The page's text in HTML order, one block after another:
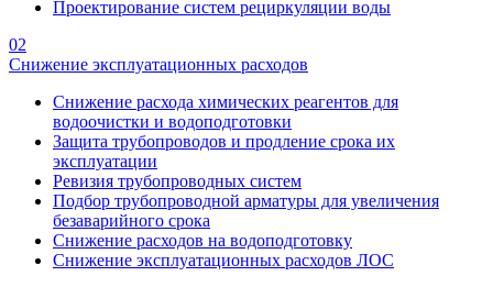
Проектирование систем рециркуляции воды
02
Снижение эксплуатационных расходов
Снижение расхода химических реагентов для
водоочистки и водоподготовки
Защита трубопроводов и продление срока их
эксплуатации
Ревизия трубопроводных систем
Подбор трубопроводной арматуры для увеличения
безаварийного срока
Снижение расходов на водоподготовку
Снижение эксплуатационных расходов ЛОС